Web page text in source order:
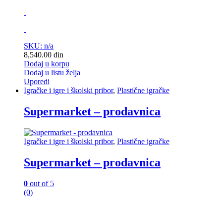
SKU: n/a
8,540.00 din
Dodaj u korpu
Dodaj u listu želja
Uporedi
Igračke i igre i školski pribor, Plastične igračke
Supermarket – prodavnica
Igračke i igre i školski pribor, Plastične igračke
Supermarket – prodavnica
0 out of 5
(0)